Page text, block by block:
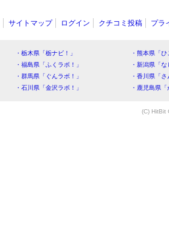
サイトマップ ログイン クチコミ投稿 プラ
・栃木県「栃ナビ！」
・熊本県「
・福島県「ふくラボ！」
・新潟県「
・群馬県「ぐんラボ！」
・香川県「
・石川県「金沢ラボ！」
・鹿児島県
(C) HitBit